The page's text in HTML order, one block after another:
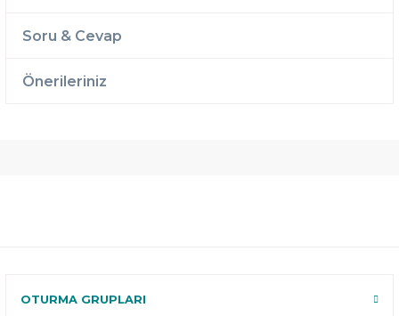
Soru & Cevap
Önerileriniz
OTURMA GRUPLARI